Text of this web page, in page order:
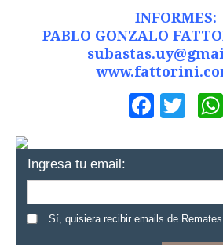
INFORMES:
PABLO GONZALO
Ingresa tu email:
Sí, quisiera recibir emails de